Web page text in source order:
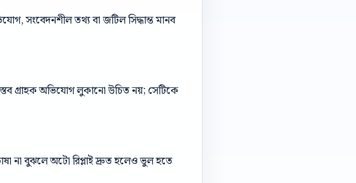
সংবেদনশীল তথ্য বা জটিল সিদ্ধান্ত মানব
গ্রাহক অভিযোগ লুকানো উচিত নয়; সেটিকে
না বুঝলে অটো রিপ্লাই দ্রুত হলেও ভুল হতে